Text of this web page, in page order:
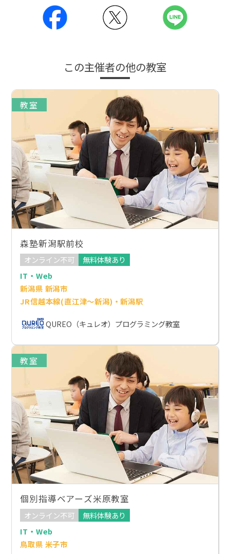
この主催者の他の教室
教室
森塾新潟駅前校
オンライン不可
無料体験あり
IT・Web
新潟県 新潟市
JR信越本線(直江津～新潟)・新潟駅
QUREO（キュレオ）プログラミング教室
教室
個別指導ベアーズ米原教室
オンライン不可
無料体験あり
IT・Web
鳥取県 米子市